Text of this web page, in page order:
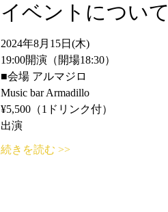
イベントについて
2024年8月15日(木)
19:00開演（開場18:30）
■会場 アルマジロ
Music bar Armadillo
¥5,500（1ドリンク付）
出演
続きを読む >>